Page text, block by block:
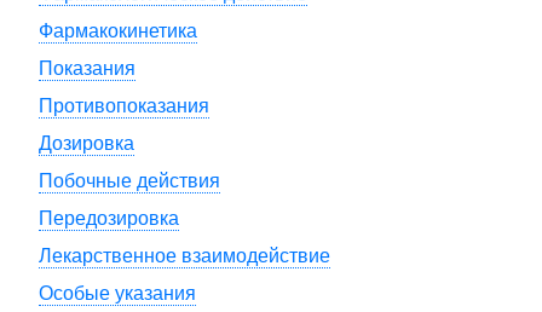
Фармакокинетика
Показания
Противопоказания
Дозировка
Побочные действия
Передозировка
Лекарственное взаимодействие
Особые указания